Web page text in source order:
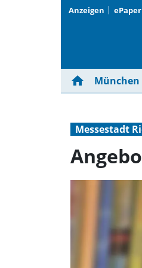
Anzeigen ePaper
home München
Messestadt